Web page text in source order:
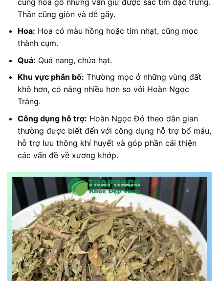
Thân cũng giòn và dễ gãy.
Hoa: Hoa có màu hồng hoặc tím nhạt, cũng mọc
thành cụm.
Quả: Quả nang, chứa hạt.
Khu vực phân bố: Thường mọc ở những vùng đất
khô hơn, có nắng nhiều hơn so với Hoàn Ngọc
Trắng.
Công dụng hỗ trợ: Hoàn Ngọc Đỏ theo dân gian
thường được biết đến với công dụng hỗ trợ bổ máu,
hỗ trợ lưu thông khí huyết và góp phần cải thiện
các vấn đề về xương khớp.